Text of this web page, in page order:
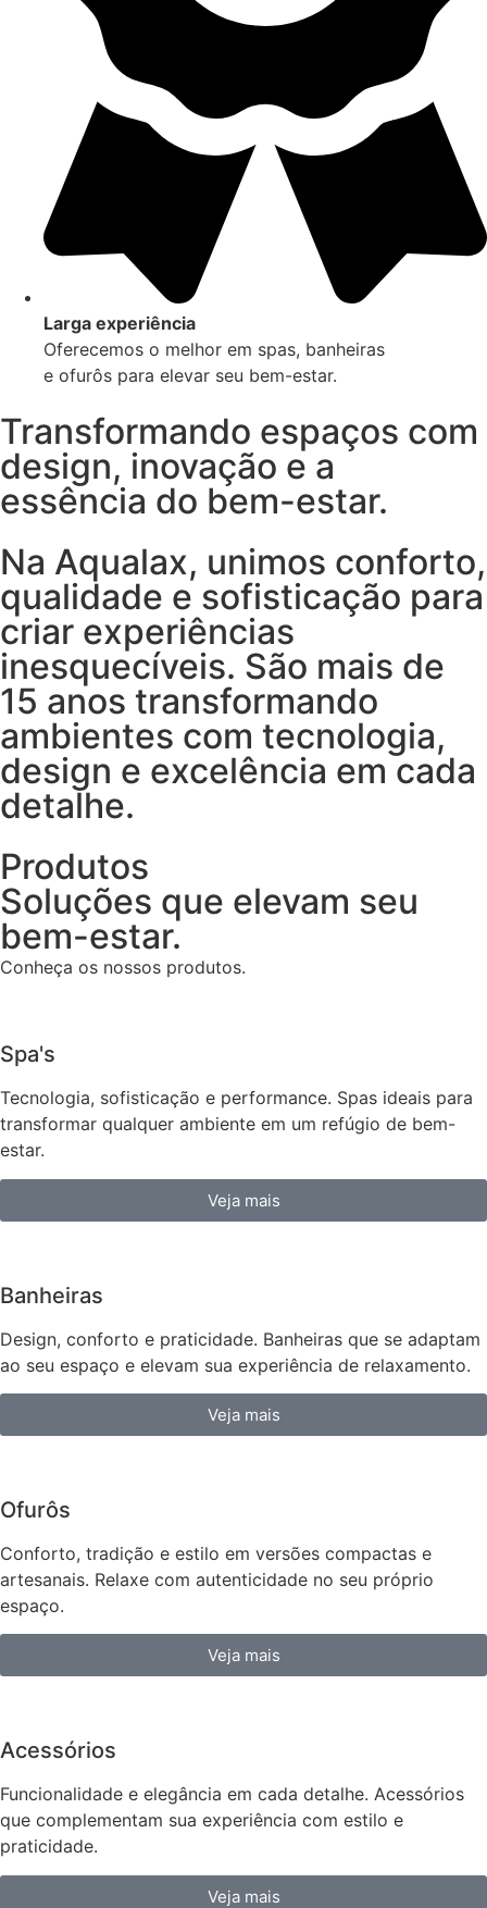
Larga experiência
Oferecemos o melhor em spas, banheiras
e ofurôs para elevar seu bem-estar.
Transformando espaços com
design, inovação e a
essência do bem-estar.
Na Aqualax, unimos conforto,
qualidade e sofisticação para
criar experiências
inesquecíveis. São mais de
15 anos transformando
ambientes com tecnologia,
design e excelência em cada
detalhe.
Produtos
Soluções que elevam seu
bem-estar.
Conheça os nossos produtos.
Spa's
Tecnologia, sofisticação e performance. Spas ideais para
transformar qualquer ambiente em um refúgio de bem-
estar.
Veja mais
Banheiras
Design, conforto e praticidade. Banheiras que se adaptam
ao seu espaço e elevam sua experiência de relaxamento.
Veja mais
Ofurôs
Conforto, tradição e estilo em versões compactas e
artesanais. Relaxe com autenticidade no seu próprio
espaço.
Veja mais
Acessórios
Funcionalidade e elegância em cada detalhe. Acessórios
que complementam sua experiência com estilo e
praticidade.
Veja mais